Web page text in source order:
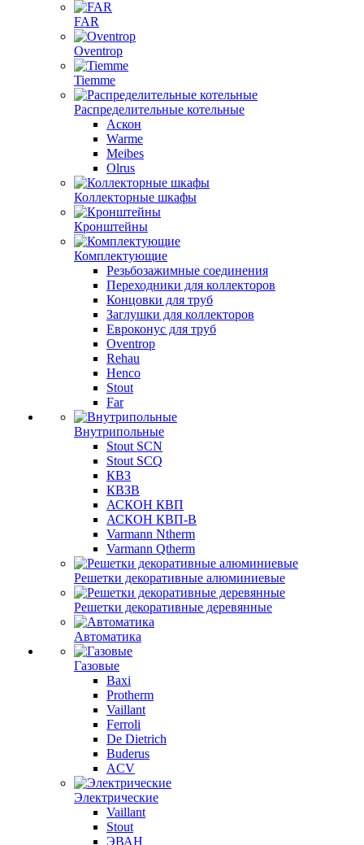
FAR
Oventrop
Tiemme
Распределительные котельные
Аскон
Warme
Meibes
Olrus
Коллекторные шкафы
Кронштейны
Комплектующие
Резьбозажимные соединения
Переходники для коллекторов
Концовки для труб
Заглушки для коллекторов
Евроконус для труб
Oventrop
Rehau
Henco
Stout
Far
Внутрипольные
Stout SCN
Stout SCQ
КВЗ
КВЗВ
АСКОН КВП
АСКОН КВП-В
Varmann Ntherm
Varmann Qtherm
Решетки декоративные алюминиевые
Решетки декоративные деревянные
Автоматика
Газовые
Baxi
Protherm
Vaillant
Ferroli
De Dietrich
Buderus
ACV
Электрические
Vaillant
Stout
ЭВАН